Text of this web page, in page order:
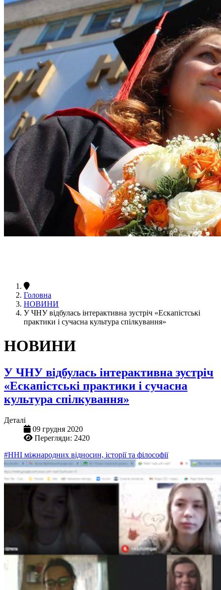
Головна
НОВИНИ
У ЧНУ відбулась інтерактивна зустріч «Ескапістські
практики і сучасна культура спілкування»
НОВИНИ
У ЧНУ відбулась інтерактивна зустріч
«Ескапістські практики і сучасна
культура спілкування»
Деталі
09 грудня 2020
Перегляди: 2420
#ННІ міжнародних відносин, історії та філософії